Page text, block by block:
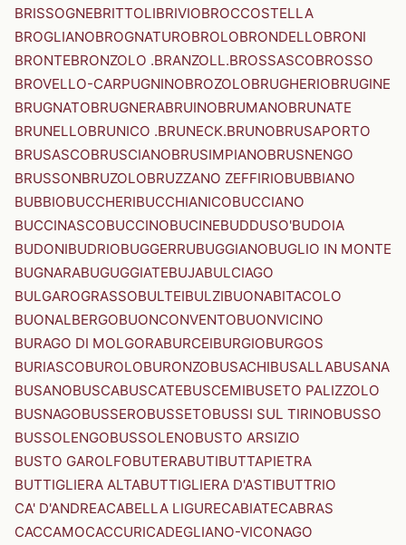
BRISSOGNEBRITTOLIBRIVIOBROCCOSTELLA
BROGLIANOBROGNATUROBROLOBRONDELLOBRONI
BRONTEBRONZOLO .BRANZOLL.BROSSASCOBROSSO
BROVELLO-CARPUGNINOBROZOLOBRUGHERIOBRUGINE
BRUGNATOBRUGNERABRUINOBRUMANOBRUNATE
BRUNELLOBRUNICO .BRUNECK.BRUNOBRUSAPORTO
BRUSASCOBRUSCIANOBRUSIMPIANOBRUSNENGO
BRUSSONBRUZOLOBRUZZANO ZEFFIRIOBUBBIANO
BUBBIOBUCCHERIBUCCHIANICOBUCCIANO
BUCCINASCOBUCCINOBUCINEBUDDUSO'BUDOIA
BUDONIBUDRIOBUGGERRUBUGGIANOBUGLIO IN MONTE
BUGNARABUGUGGIATEBUJABULCIAGO
BULGAROGRASSOBULTEIBULZIBUONABITACOLO
BUONALBERGOBUONCONVENTOBUONVICINO
BURAGO DI MOLGORABURCEIBURGIOBURGOS
BURIASCOBUROLOBURONZOBUSACHIBUSALLABUSANA
BUSANOBUSCABUSCATEBUSCEMIBUSETO PALIZZOLO
BUSNAGOBUSSEROBUSSETOBUSSI SUL TIRINOBUSSO
BUSSOLENGOBUSSOLENOBUSTO ARSIZIO
BUSTO GAROLFOBUTERABUTIBUTTAPIETRA
BUTTIGLIERA ALTABUTTIGLIERA D'ASTIBUTTRIO
CA' D'ANDREACABELLA LIGURECABIATECABRAS
CACCAMOCACCURICADEGLIANO-VICONAGO